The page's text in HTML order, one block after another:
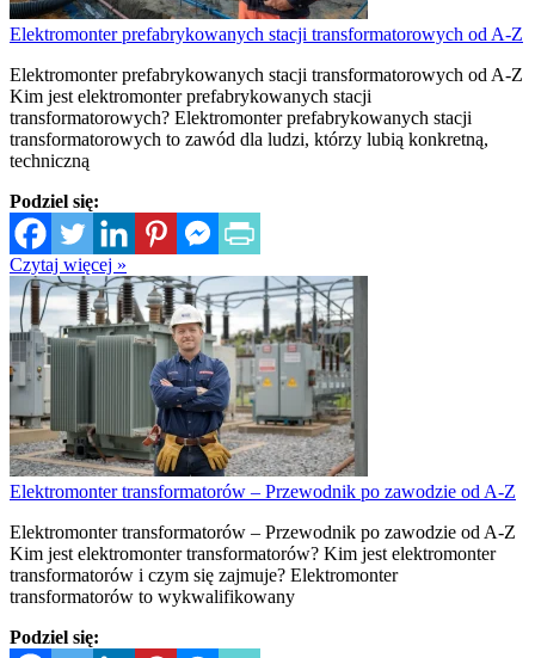
Elektromonter prefabrykowanych stacji transformatorowych od A-Z
Elektromonter prefabrykowanych stacji transformatorowych od A-Z
Kim jest elektromonter prefabrykowanych stacji
transformatorowych? Elektromonter prefabrykowanych stacji
transformatorowych to zawód dla ludzi, którzy lubią konkretną,
techniczną
Podziel się:
Czytaj więcej »
Elektromonter transformatorów – Przewodnik po zawodzie od A-Z
Elektromonter transformatorów – Przewodnik po zawodzie od A-Z
Kim jest elektromonter transformatorów? Kim jest elektromonter
transformatorów i czym się zajmuje? Elektromonter
transformatorów to wykwalifikowany
Podziel się: